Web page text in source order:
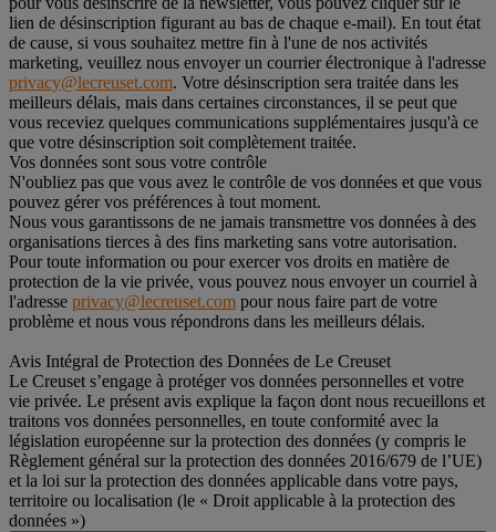
lien de désinscription figurant au bas de chaque e-mail). En tout état
de cause, si vous souhaitez mettre fin à l'une de nos activités
marketing, veuillez nous envoyer un courrier électronique à l'adresse
privacy@lecreuset.com. Votre désinscription sera traitée dans les
meilleurs délais, mais dans certaines circonstances, il se peut que
vous receviez quelques communications supplémentaires jusqu'à ce
que votre désinscription soit complètement traitée.
Vos données sont sous votre contrôle
N'oubliez pas que vous avez le contrôle de vos données et que vous
pouvez gérer vos préférences à tout moment.
Nous vous garantissons de ne jamais transmettre vos données à des
organisations tierces à des fins marketing sans votre autorisation.
Pour toute information ou pour exercer vos droits en matière de
protection de la vie privée, vous pouvez nous envoyer un courriel à
l'adresse privacy@lecreuset.com pour nous faire part de votre
problème et nous vous répondrons dans les meilleurs délais.
Avis Intégral de Protection des Données de Le Creuset
Le Creuset s’engage à protéger vos données personnelles et votre
vie privée. Le présent avis explique la façon dont nous recueillons et
traitons vos données personnelles, en toute conformité avec la
législation européenne sur la protection des données (y compris le
Règlement général sur la protection des données 2016/679 de l’UE)
et la loi sur la protection des données applicable dans votre pays,
territoire ou localisation (le « Droit applicable à la protection des
données »)